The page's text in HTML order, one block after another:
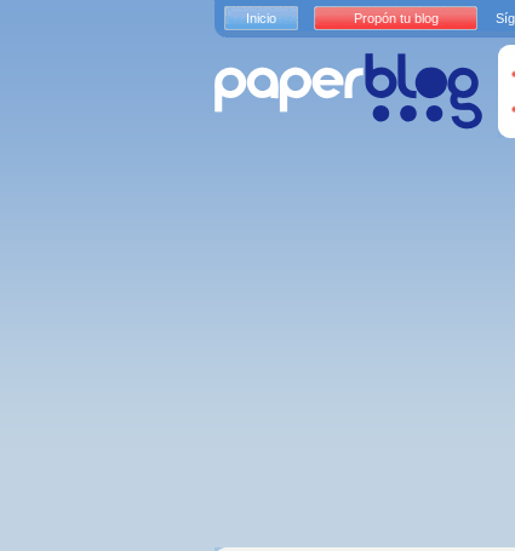
Inicio Propón tu blog